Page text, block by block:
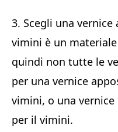
3. Scegli una
vimini è un
quindi non tutte le
per una vernice
vimini, o una
per il vimini.